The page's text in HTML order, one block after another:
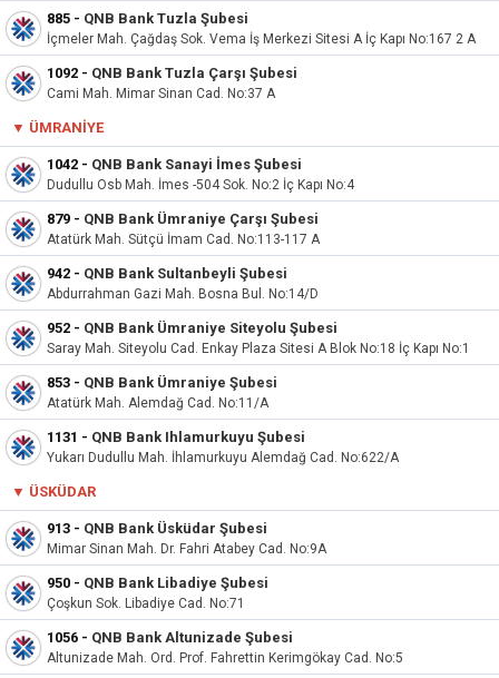
885 - QNB Bank Tuzla Şubesi
İçmeler Mah. Çağdaş Sok. Vema İş Merkezi Sitesi A İç Kapı No:167 2 A
1092 - QNB Bank Tuzla Çarşı Şubesi
Cami Mah. Mimar Sinan Cad. No:37 A
▼ ÜMRANIYE
1042 - QNB Bank Sanayi İmes Şubesi
Dudullu Osb Mah. İmes -504 Sok. No:2 İç Kapı No:4
879 - QNB Bank Ümraniye Çarşı Şubesi
Atatürk Mah. Sütçü İmam Cad. No:113-117 A
942 - QNB Bank Sultanbeyli Şubesi
Abdurrahman Gazi Mah. Bosna Bul. No:14/D
952 - QNB Bank Ümraniye Siteyolu Şubesi
Saray Mah. Siteyolu Cad. Enkay Plaza Sitesi A Blok No:18 İç Kapı No:1
853 - QNB Bank Ümraniye Şubesi
Atatürk Mah. Alemdağ Cad. No:11/A
1131 - QNB Bank Ihlamurkuyu Şubesi
Yukarı Dudullu Mah. İhlamurkuyu Alemdağ Cad. No:622/A
▼ ÜSKÜDAR
913 - QNB Bank Üsküdar Şubesi
Mimar Sinan Mah. Dr. Fahri Atabey Cad. No:9A
950 - QNB Bank Libadiye Şubesi
Çoşkun Sok. Libadiye Cad. No:71
1056 - QNB Bank Altunizade Şubesi
Altunizade Mah. Ord. Prof. Fahrettin Kerimgökay Cad. No:5